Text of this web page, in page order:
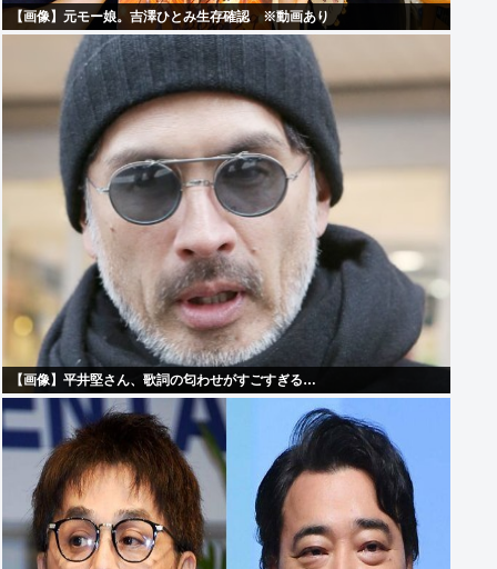
【画像】元モー娘。吉澤ひとみ生存確認 ※動画あり
【画像】平井堅さん、歌詞の匂わせがすごすぎる…